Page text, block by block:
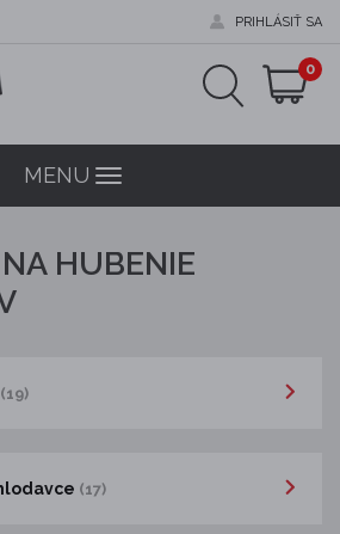
PRIHLÁSIŤ SA
0
MENU Menu
HUBENIE
(19)
(17)